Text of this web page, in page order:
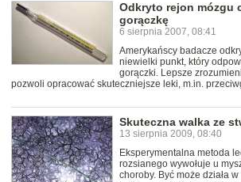
Odkryto rejon mózgu
gorączkę
6 sierpnia 2007, 08:41
Amerykańscy badacze
niewielki punkt, który
gorączki. Lepsze
pozwoli opracować skuteczniejsze leki, m.in.
Skuteczna walka ze
13 sierpnia 2009, 08:40
Eksperymentalna metoda
rozsianego wywołuje u
choroby. Być może działa